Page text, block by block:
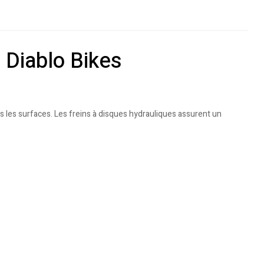
Bikes
surfaces. Les freins à disques hydrauliques assurent un